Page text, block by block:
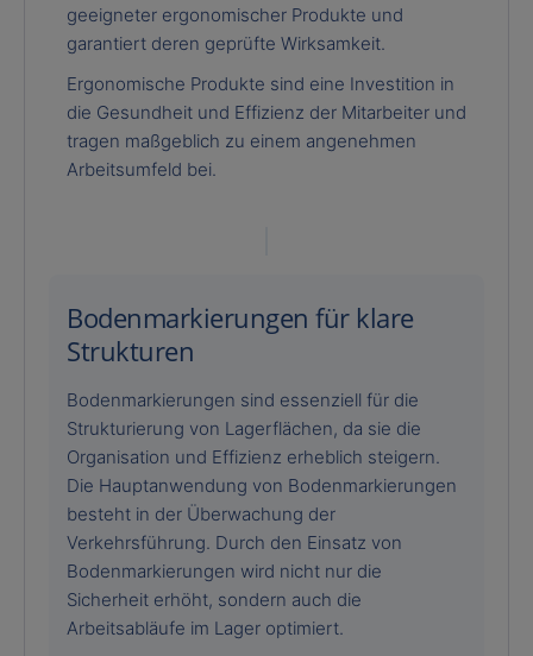
geeigneter ergonomischer Produkte und
garantiert deren geprüfte Wirksamkeit.
Ergonomische Produkte sind eine Investition in
die Gesundheit und Effizienz der Mitarbeiter und
tragen maßgeblich zu einem angenehmen
Arbeitsumfeld bei.
Bodenmarkierungen für klare
Strukturen
Bodenmarkierungen sind essenziell für die
Strukturierung von Lagerflächen, da sie die
Organisation und Effizienz erheblich steigern.
Die Hauptanwendung von Bodenmarkierungen
besteht in der Überwachung der
Verkehrsführung. Durch den Einsatz von
Bodenmarkierungen wird nicht nur die
Sicherheit erhöht, sondern auch die
Arbeitsabläufe im Lager optimiert.